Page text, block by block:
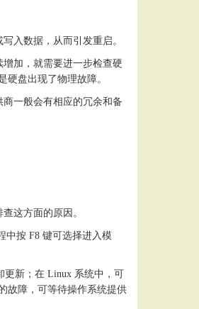
入数据，从而引发重启。
加，就需要进一步检查硬
硬盘出现了物理故障。
一般会有相应的冗余和备
这方面的原因。
中按 F8 键可选择进入模
更新；在 Linux 系统中，可
故障，可等待操作系统提供